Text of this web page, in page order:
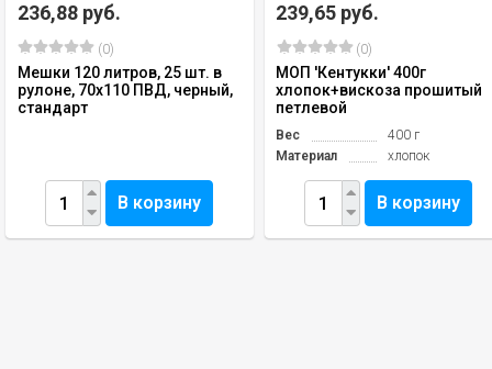
236,88 руб.
(0)
Мешки 120 литров, 25 шт. в
рулоне, 70х110 ПВД, черный,
стандарт
В корзину
239,65 руб.
(0)
МОП 'Кентукки' 400г
хлопок+вискоза прошитый
петлевой
Вес
400 г
Материал
хлопок
В корзину